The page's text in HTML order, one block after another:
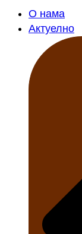
О нама
Актуелно